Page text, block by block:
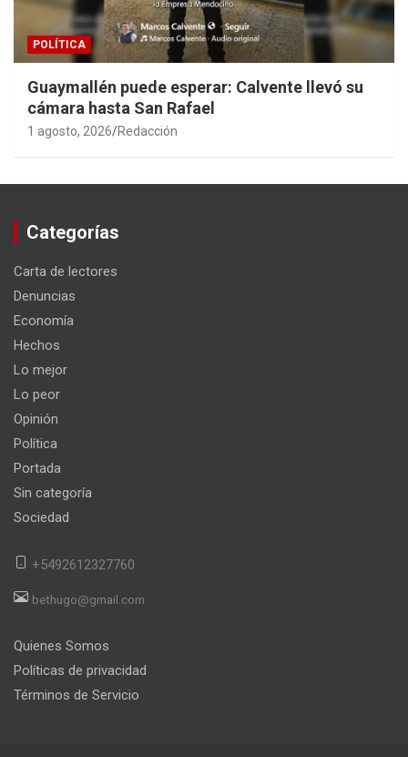
POLÍTICA
Guaymallén puede esperar: Calvente llevó su
cámara hasta San Rafael
1 agosto, 2026 Redacción
Categorías
Carta de lectores
Denuncias
Economía
Hechos
Lo mejor
Lo peor
Opinión
Política
Portada
Sin categoría
Sociedad
+5492612327760
bethugo@gmail.com
Quienes Somos
Políticas de privacidad
Términos de Servicio